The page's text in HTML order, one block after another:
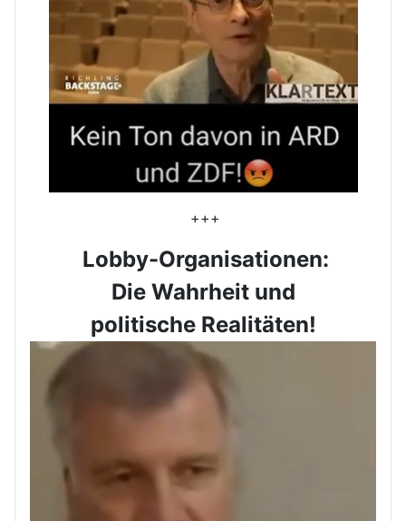
+++
Lobby-Organisationen:
Die Wahrheit und
politische Realitäten!